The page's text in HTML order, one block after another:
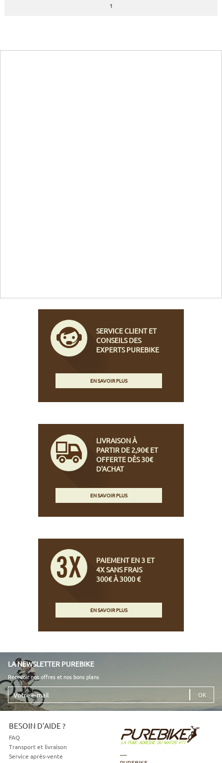
1
SERVICE CLIENT ET
CONSEILS DES
EXPERTS PUREBIKE
EN SAVOIR PLUS
LIVRAISON À
PARTIR DE 2,90€ ET
OFFERTE DÈS 30€
D'ACHAT
EN SAVOIR PLUS
PAIEMENT EN 3 ET
4X SANS FRAIS
300€ À 3000 €
EN SAVOIR PLUS
LA NEWSLETTER PUREBIKE
Recevoir nos offres et nos bons plans
Votre
e-
mail
BESOIN D'AIDE ?
FAQ
Transport et livraison
Service après-vente